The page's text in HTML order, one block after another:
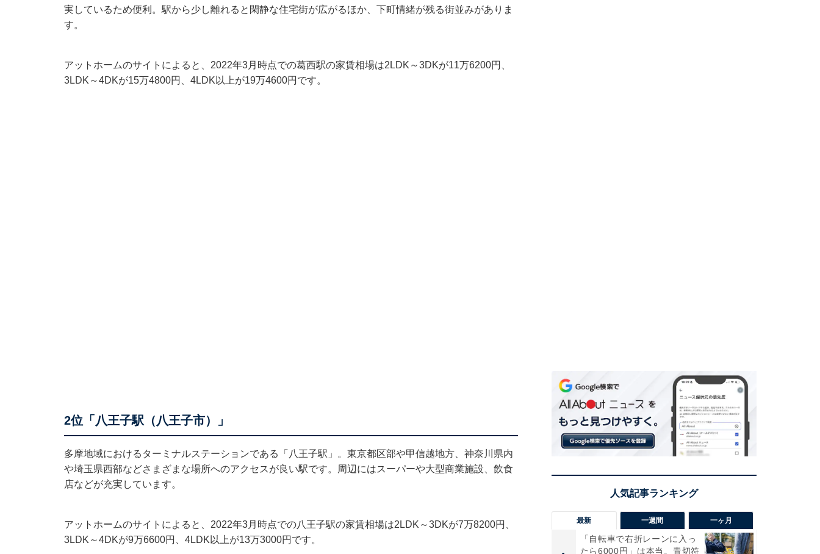
実しているため便利。駅から少し離れると閑静な住宅街が広がるほか、下町情緒が残る街並みがありま
す。
アットホームのサイトによると、2022年3月時点での葛西駅の家賃相場は2LDK～3DKが11万6200円、
3LDK～4DKが15万4800円、4LDK以上が19万4600円です。
2位「八王子駅（八王子市）」
多摩地域におけるターミナルステーションである「八王子駅」。東京都区部や甲信越地方、神奈川県内
や埼玉県西部などさまざまな場所へのアクセスが良い駅です。周辺にはスーパーや大型商業施設、飲食
店などが充実しています。
アットホームのサイトによると、2022年3月時点での八王子駅の家賃相場は2LDK～3DKが7万8200円、
3LDK～4DKが9万6600円、4LDK以上が13万3000円です。
最新 一週間 一ヶ月
「自転車で右折レーンに入っ
たら6000円」は本当。青切符